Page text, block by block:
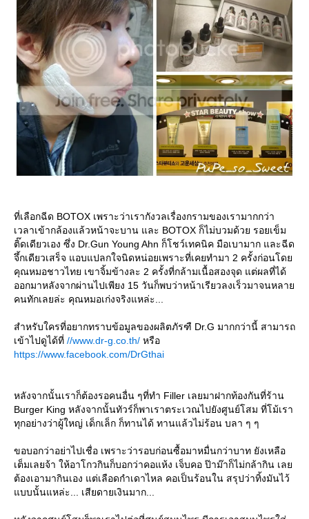
ที่เลือกฉีด BOTOX เพราะว่าเรากังวลเรื่องกรามของเรามากกว่า
เวลาเข้ากล้องแล้วหน้าจะบาน และ BOTOX ก็ไม่บวมด้วย รอยเข็ม
ติ๊ดเดียวเอง ซึ่ง Dr.Gun Young Ahn ก็โชว์เทคนิค มือเบามาก และฉีด
จึ้กเดียวเสร็จ แอบแปลกใจนิดหน่อยเพราะที่เคยทำมา 2 ครั้งก่อนโด
คุณหมอชาวไทย เขาจิ้มข้างละ 2 ครั้งที่กล้ามเนื้อสองจุด แต่ผลที่ได้
ออกมาหลังจากผ่านไปเพียง 15 วันก็พบว่าหน้าเรียวลงเร็วมาจนหลา
คนทักเลยล่ะ คุณหมอเก่งจริงแหล่ะ...
สำหรับใครที่อยากทราบข้อมูลของผลิตภัรฑื Dr.G มากกว่านี้ สามารถ
เข้าไปดูได้ที่ //www.dr-g.co.th/ หรือ
https://www.facebook.com/DrGthai
หลังจากนั้นเราก็ต้องรอคนอื่น ๆที่ทำ Filler เลยมาฝากท้องกันที่ร้าน
Burger King หลังจากนั้นทัวร์ก็พาเราตระเวณไปยังศูนย์โสม ที่โม้เรา
ทุกอย่างว่าผู้ใหญ่ เด็กเล็ก ก็ทานได้ ทานแล้วไม่ร้อน บลา ๆ ๆ
ขอบอกว่าอย่าไปเชื่อ เพราะว่ารอบก่อนซื้อมาหมื่นกว่าบาท ยังเหลือ
เต็มเลยจ้า ให้อาโกวกินก็บอกว่าคอแห้ง เจ็บคอ ป๊าม๊าก็ไม่กล้ากิน เล
ต้องเอามากินเอง แต่เลือดกำเดาไหล คอเป็นร้อนใน สรุปว่าทิ้งมันไว้
บบนั้นแหล่ะ... เสียดายเงินมาก...